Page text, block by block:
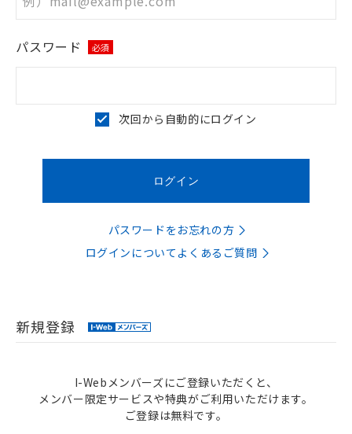
パスワード 必須
次回から自動的にログイン
パスワードをお忘れの方
ログインについてよくあるご質問
新規登録
I-Webメンバーズにご登録いただくと、
メンバー限定サービスや特典がご利用いただけます。
ご登録は無料です。